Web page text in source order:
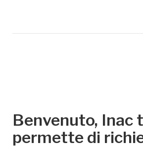
Benvenuto, Inac
permette di